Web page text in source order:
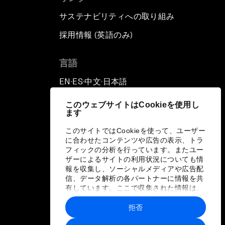
このウェブサイトはCookieを使用し
ます
このサイトではCookieを使って、ユーザー
に合わせたコンテンツや広告の表示、トラ
フィックの分析を行っています。またユー
ザーによるサイトの利用状況についても情
報を収集し、ソーシャルメディアや広告配
信、データ解析の各パートナーに情報を共
有しています。ここで収集された情報は、
ユーザーが各パートナーに提供した他の情
報や各パートナーのサービスを使用した際
に収集された情報と組み合わされ、各パー
拒否
サステナビリティへの取り組み
採用情報 (英語のみ)
言語
EN ▪ ES▪中文▪ 日本語